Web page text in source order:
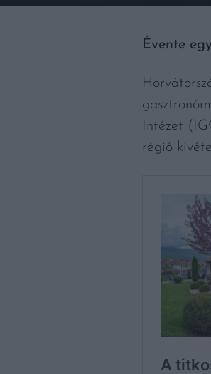
Évente
Intézet
régió